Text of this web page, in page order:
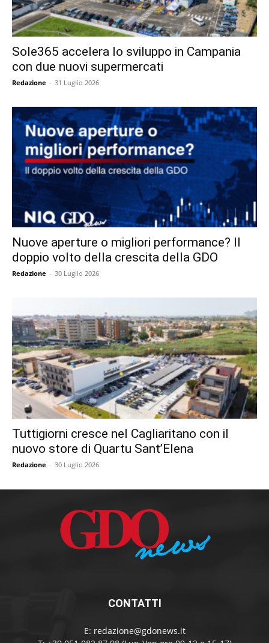
Sole365 accelera lo sviluppo in Campania
con due nuovi supermercati
Redazione - 31 Luglio 2026
Nuove aperture o migliori performance? Il
doppio volto della crescita della GDO
Redazione - 30 Luglio 2026
Tuttigiorni cresce nel Cagliaritano con il
nuovo store di Quartu Sant’Elena
Redazione - 30 Luglio 2026
CONTATTI
E: redazione@gdonews.it